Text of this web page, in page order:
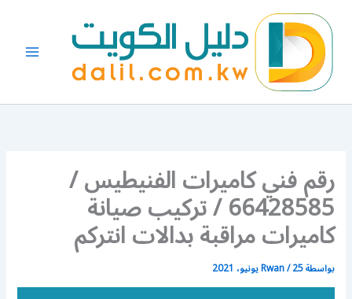
المحتوى
رقم فني كاميرات الفنيطيس /
66428585 / تركيب صيانة
كاميرات مراقبة بدالات انتركم
بواسطة Rwan/25 يونيو، 2021